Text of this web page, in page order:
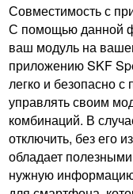
Совместимость с
С помощью данной
ваш модуль на
приложению SKF
легко и безопасно
управлять своим
комбинаций. В
отключить, без его
обладает
нужную